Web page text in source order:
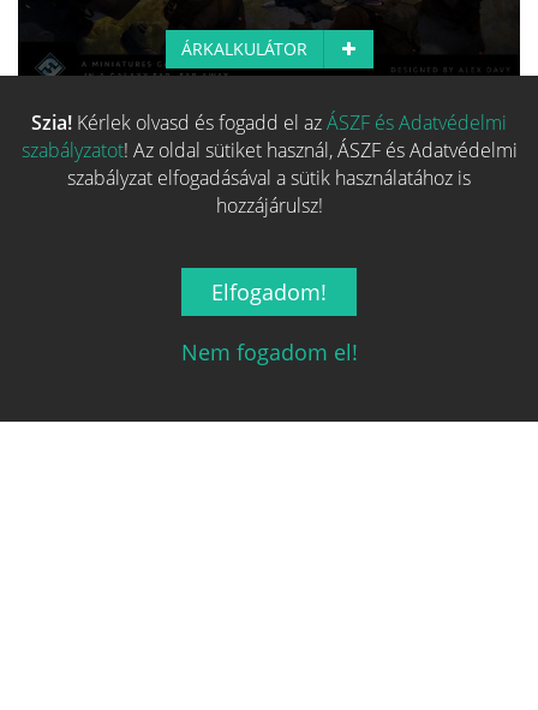
ÁRKALKULÁTOR
Több hasonló játék keresése
Szia! Kérlek olvasd és fogadd el azÁSZF és Adatvédelmi
szabályzatot! Az oldal sütiket használ, ÁSZF és Adatvédelmi
szabályzat elfogadásával a sütik használatához is
hozzájárulsz!
Elfogadom!
Nem fogadom el!